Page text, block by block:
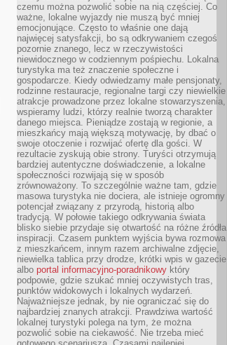
czemu można pozwolić sobie na nią częściej. Co
ważne, lokalne wyjazdy nie muszą być mniej
emocjonujące. Często to właśnie one dają
najwięcej satysfakcji, bo są odkrywaniem czegoś
pozornie znanego, lecz w rzeczywistości
niewidocznego w codziennym pośpiechu. Lokalna
turystyka ma też znaczenie społeczne i
gospodarcze. Kiedy odwiedzamy małe pensjonaty,
rodzinne restauracje, regionalne targi czy niewielkie
atrakcje prowadzone przez lokalne stowarzyszenia,
wspieramy ludzi, którzy realnie tworzą charakter
danego miejsca. Pieniądze zostają w regionie, a
mieszkańcy mają większą motywację, by dbać o
swoje otoczenie i rozwijać ofertę dla gości. W
rezultacie zyskują obie strony. Turyści otrzymują
bardziej autentyczne doświadczenie, a lokalne
społeczności rozwijają się w sposób
zrównoważony. To szczególnie ważne tam, gdzie
masowa turystyka nie dociera, ale istnieje ogromny
potencjał związany z przyrodą, historią albo
tradycją. W połowie takiego odkrywania świata
blisko siebie przydaje się otwartość na różne źródła
inspiracji. Czasem punktem wyjścia bywa rozmowa
z mieszkańcem, innym razem archiwalne zdjęcie,
niewielka tablica przy drodze, krótki wpis w gazecie
albo portal informacyjno-poradnikowy który
podpowie, gdzie szukać mniej oczywistych tras,
punktów widokowych i lokalnych wydarzeń.
Najważniejsze jednak, by nie ograniczać się do
najbardziej znanych atrakcji. Prawdziwa wartość
lokalnej turystyki polega na tym, że można
pozwolić sobie na ciekawość. Nie trzeba mieć